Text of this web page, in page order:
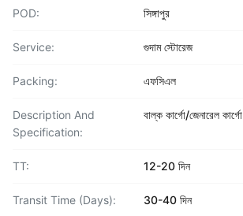
POD: সিঙ্গাপুর
Service: গুদাম স্টোরেজ
Packing: এফসিএল
Description And
Specification:
বাল্ক কার্গো/জেনারেল কার্গো
TT: 12-20 দিন
Transit Time (Days): 30-40 দিন